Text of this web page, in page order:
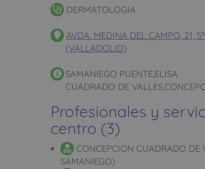
DERMATOLOGIA
AVDA. MEDINA DEL CAMPO, 21,
(VALLADOLID)
SAMANIEGO PUENTE,ELISA
CUADRADO DE
Profesionales y
centro (3)
CONCEPCION CUADRADO DE
SAMANIEGO)